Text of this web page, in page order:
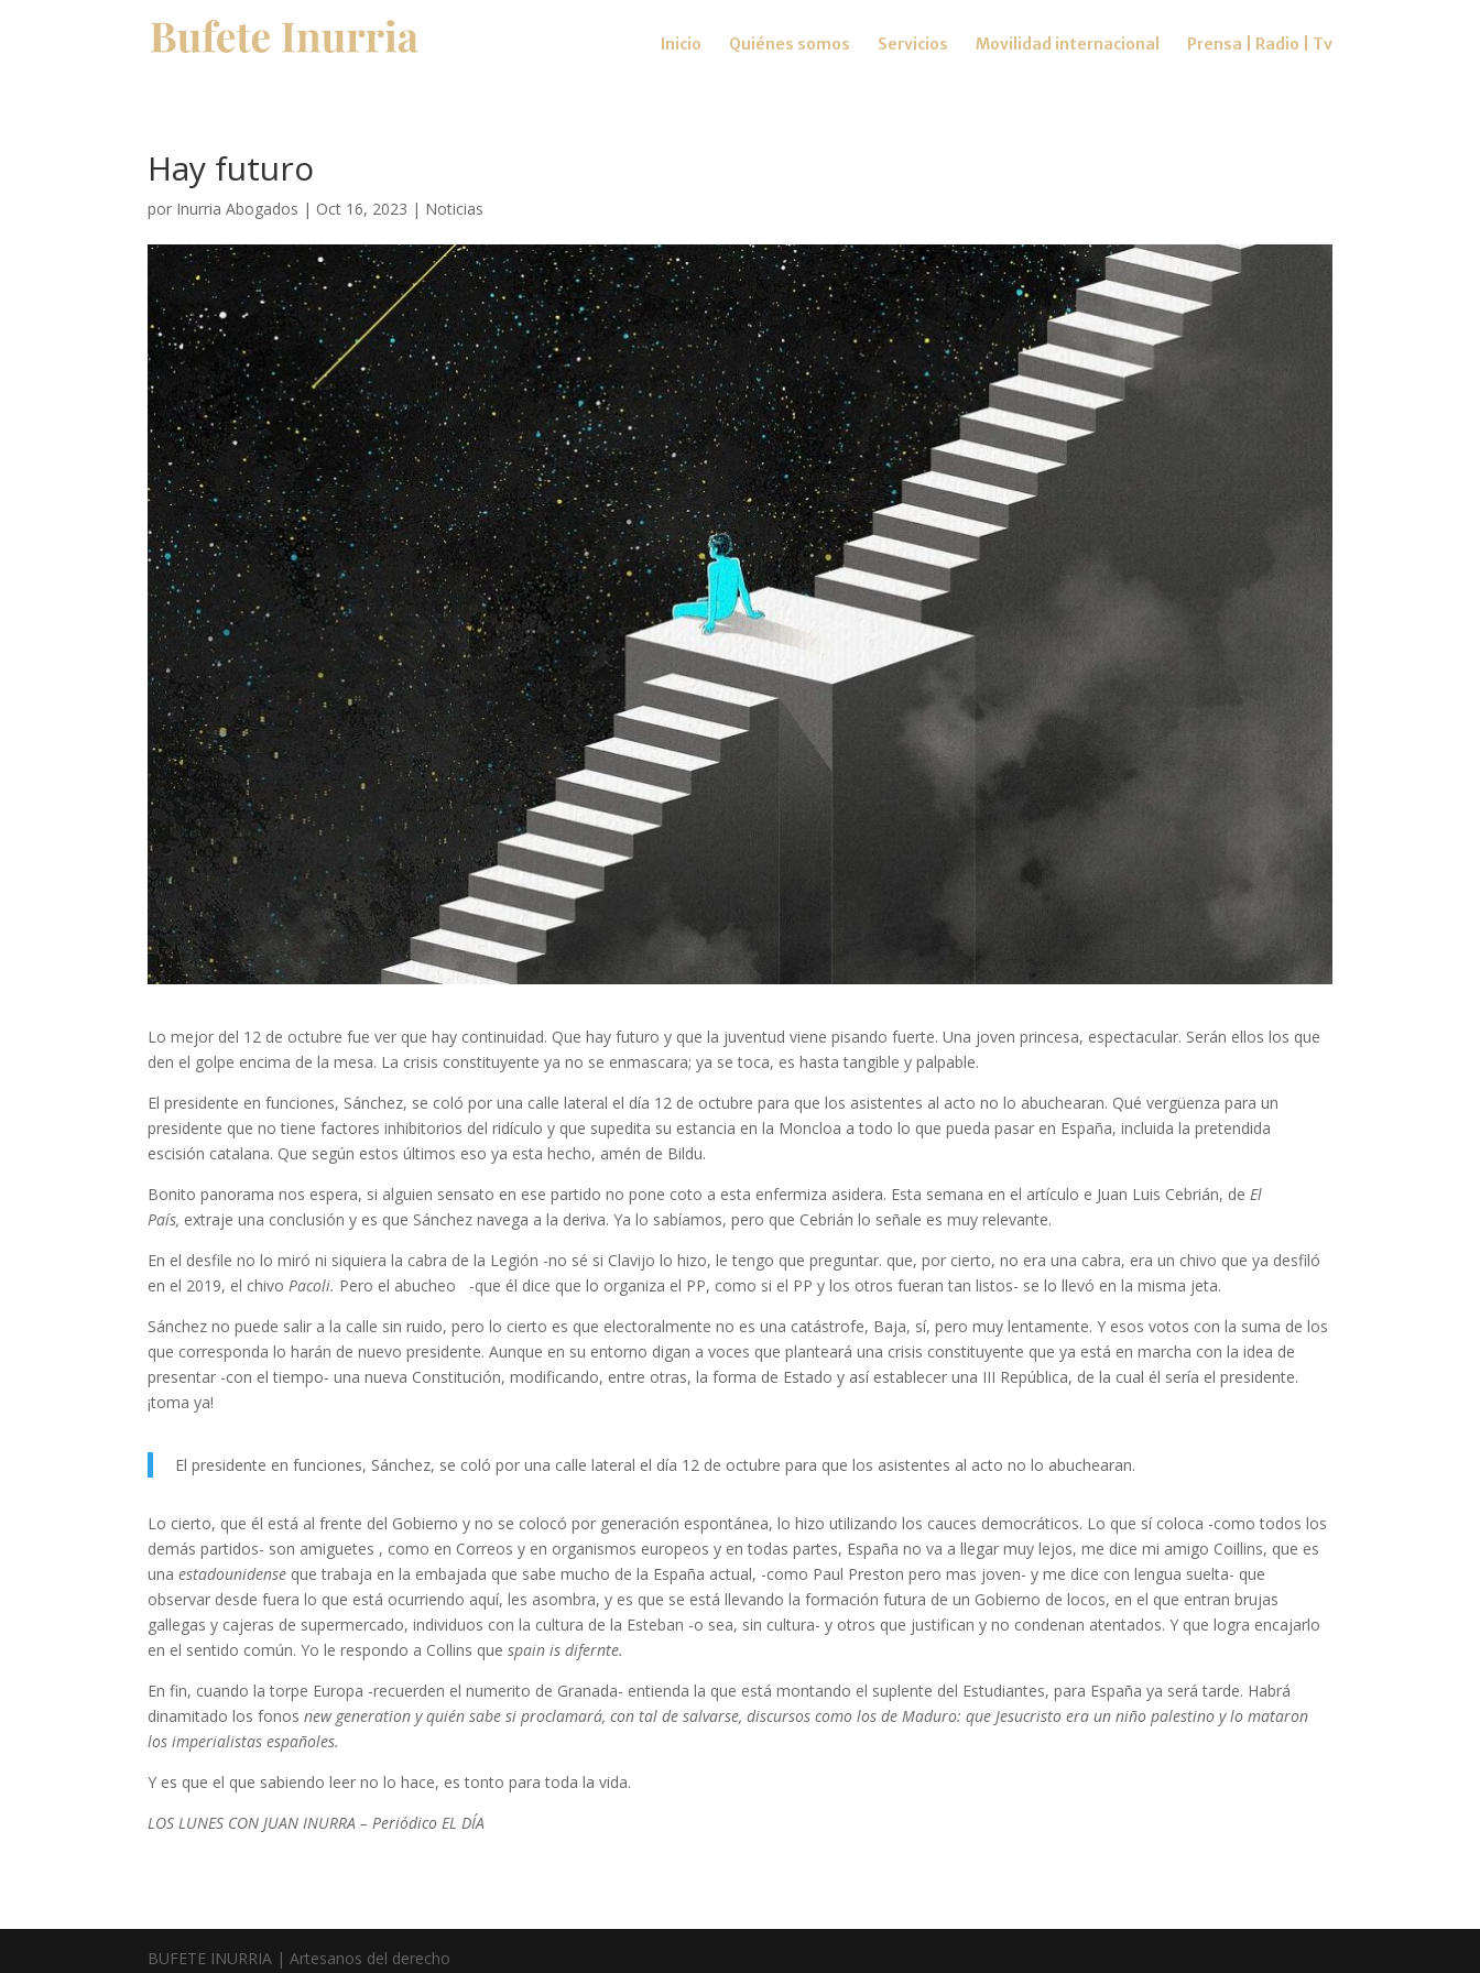
Inicio Quiénes somos Servicios Movilidad internacional Prensa | Radio | Tv
Hay futuro
por Inurria Abogados | Oct 16, 2023 | Noticias
Lo mejor del 12 de octubre fue ver que hay continuidad. Que hay futuro y que la juventud viene pisando fuerte. Una joven princesa, espectacular. Serán ellos los que
den el golpe encima de la mesa. La crisis constituyente ya no se enmascara; ya se toca, es hasta tangible y palpable.
El presidente en funciones, Sánchez, se coló por una calle lateral el día 12 de octubre para que los asistentes al acto no lo abuchearan. Qué vergüenza para un
presidente que no tiene factores inhibitorios del ridículo y que supedita su estancia en la Moncloa a todo lo que pueda pasar en España, incluida la pretendida
escisión catalana. Que según estos últimos eso ya esta hecho, amén de Bildu.
Bonito panorama nos espera, si alguien sensato en ese partido no pone coto a esta enfermiza asidera. Esta semana en el artículo e Juan Luis Cebrián, deEl
País, extraje una conclusión y es que Sánchez navega a la deriva. Ya lo sabíamos, pero que Cebrián lo señale es muy relevante.
En el desfile no lo miró ni siquiera la cabra de la Legión -no sé si Clavijo lo hizo, le tengo que preguntar. que, por cierto, no era una cabra, era un chivo que ya desfiló
en el 2019, el chivoPacoli. Pero el abucheo -que él dice que lo organiza el PP, como si el PP y los otros fueran tan listos- se lo llevó en la misma jeta.
Sánchez no puede salir a la calle sin ruido, pero lo cierto es que electoralmente no es una catástrofe, Baja, sí, pero muy lentamente. Y esos votos con la suma de los
que corresponda lo harán de nuevo presidente. Aunque en su entorno digan a voces que planteará una crisis constituyente que ya está en marcha con la idea de
presentar -con el tiempo- una nueva Constitución, modificando, entre otras, la forma de Estado y así establecer una III República, de la cual él sería el presidente.
¡toma ya!
El presidente en funciones, Sánchez, se coló por una calle lateral el día 12 de octubre para que los asistentes al acto no lo abuchearan.
Lo cierto, que él está al frente del Gobierno y no se colocó por generación espontánea, lo hizo utilizando los cauces democráticos. Lo que sí coloca -como todos los
demás partidos- son amiguetes , como en Correos y en organismos europeos y en todas partes, España no va a llegar muy lejos, me dice mi amigo Coillins, que es
unaestadounidense que trabaja en la embajada que sabe mucho de la España actual, -como Paul Preston pero mas joven- y me dice con lengua suelta- que
observar desde fuera lo que está ocurriendo aquí, les asombra, y es que se está llevando la formación futura de un Gobierno de locos, en el que entran brujas
gallegas y cajeras de supermercado, individuos con la cultura de la Esteban -o sea, sin cultura- y otros que justifican y no condenan atentados. Y que logra encajarlo
en el sentido común. Yo le respondo a Collins quespain is difernte.
En fin, cuando la torpe Europa -recuerden el numerito de Granada- entienda la que está montando el suplente del Estudiantes, para España ya será tarde. Habrá
dinamitado los fonosnew generation y quién sabe si proclamará, con tal de salvarse, discursos como los de Maduro: que Jesucristo era un niño palestino y lo mataron
los imperialistas españoles.
Y es que el que sabiendo leer no lo hace, es tonto para toda la vida.
LOS LUNES CON JUAN INURRA – Periódico EL DÍA
BUFETE INURRIA | Artesanos del derecho